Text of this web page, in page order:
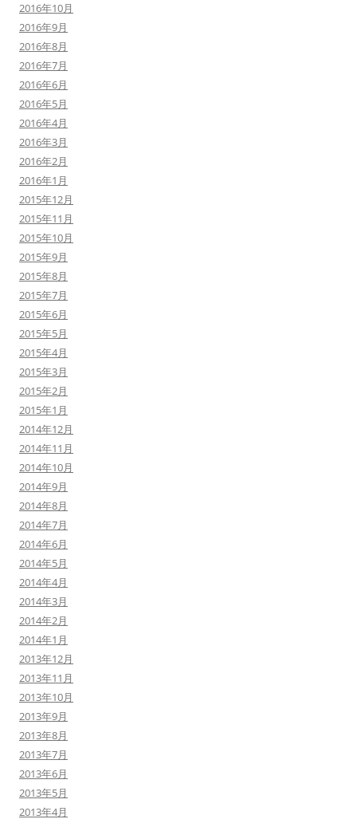
2016年10月
2016年9月
2016年8月
2016年7月
2016年6月
2016年5月
2016年4月
2016年3月
2016年2月
2016年1月
2015年12月
2015年11月
2015年10月
2015年9月
2015年8月
2015年7月
2015年6月
2015年5月
2015年4月
2015年3月
2015年2月
2015年1月
2014年12月
2014年11月
2014年10月
2014年9月
2014年8月
2014年7月
2014年6月
2014年5月
2014年4月
2014年3月
2014年2月
2014年1月
2013年12月
2013年11月
2013年10月
2013年9月
2013年8月
2013年7月
2013年6月
2013年5月
2013年4月